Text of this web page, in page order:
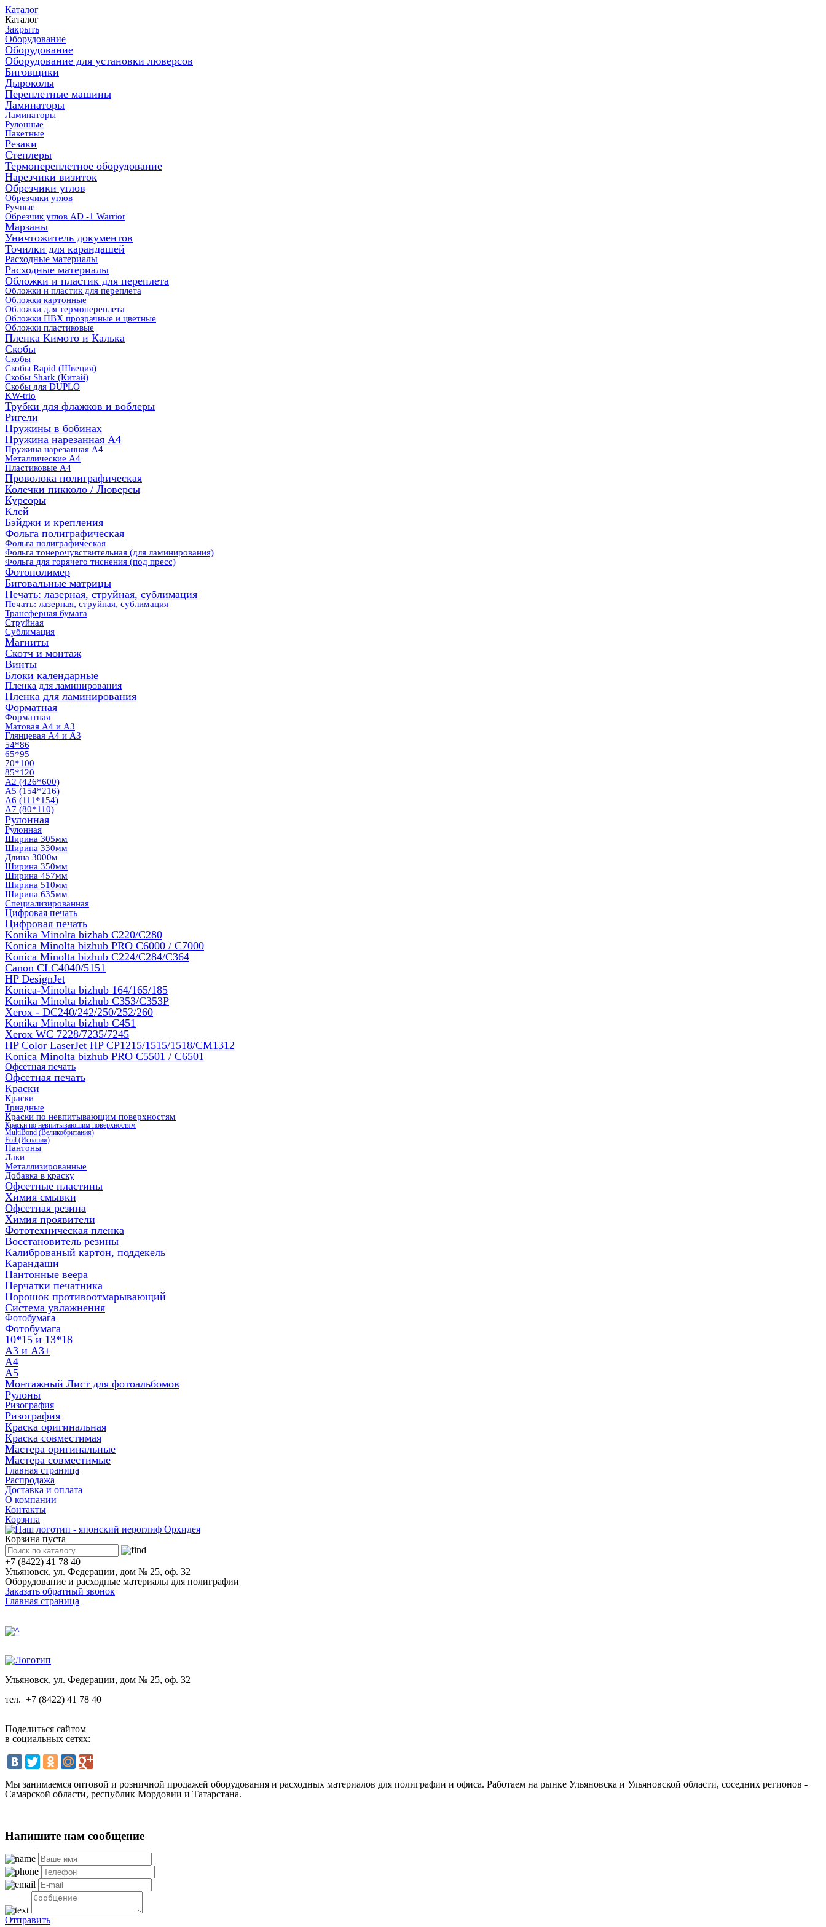
Каталог
Каталог
Закрыть
Оборудование
Оборудование
Оборудование для установки люверсов
Биговщики
Дыроколы
Переплетные машины
Ламинаторы
Ламинаторы
Рулонные
Пакетные
Резаки
Степлеры
Термопереплетное оборудование
Нарезчики визиток
Обрезчики углов
Обрезчики углов
Ручные
Обрезчик углов AD -1 Warrior
Марзаны
Уничтожитель документов
Точилки для карандашей
Расходные материалы
Расходные материалы
Обложки и пластик для переплета
Обложки и пластик для переплета
Обложки картонные
Обложки для термопереплета
Обложки ПВХ прозрачные и цветные
Обложки пластиковые
Пленка Кимото и Калька
Скобы
Скобы
Скобы Rapid (Швеция)
Скобы Shark (Китай)
Скобы для DUPLO
KW-trio
Трубки для флажков и воблеры
Ригели
Пружины в бобинах
Пружина нарезанная А4
Пружина нарезанная А4
Металлические А4
Пластиковые А4
Проволока полиграфическая
Колечки пикколо / Люверсы
Курсоры
Клей
Бэйджи и крепления
Фольга полиграфическая
Фольга полиграфическая
Фольга тонерочувствительная (для ламинирования)
Фольга для горячего тиснения (под пресс)
Фотополимер
Биговальные матрицы
Печать: лазерная, струйная, сублимация
Печать: лазерная, струйная, сублимация
Трансферная бумага
Струйная
Сублимация
Магниты
Скотч и монтаж
Винты
Блоки календарные
Пленка для ламинирования
Пленка для ламинирования
Форматная
Форматная
Матовая А4 и А3
Глянцевая А4 и А3
54*86
65*95
70*100
85*120
А2 (426*600)
А5 (154*216)
А6 (111*154)
А7 (80*110)
Рулонная
Рулонная
Ширина 305мм
Ширина 330мм
Длина 3000м
Ширина 350мм
Ширина 457мм
Ширина 510мм
Ширина 635мм
Специализированная
Цифровая печать
Цифровая печать
Konika Minolta bizhab C220/C280
Konica Minolta bizhub PRO C6000 / C7000
Konica Minolta bizhub С224/С284/С364
Canon CLC4040/5151
HP DesignJet
Konica-Minolta bizhub 164/165/185
Konika Minolta bizhub C353/C353Р
Xerox - DC240/242/250/252/260
Konika Minolta bizhub C451
Xerox WC 7228/7235/7245
HP Color LaserJet HP CP1215/1515/1518/CM1312
Konica Minolta bizhub PRO С5501 / С6501
Офсетная печать
Офсетная печать
Краски
Краски
Триадные
Краски по невпитывающим поверхностям
Краски по невпитывающим поверхностям
MultiBond (Великобритания)
Foil (Испания)
Пантоны
Лаки
Металлизированные
Добавка в краску
Офсетные пластины
Химия смывки
Офсетная резина
Химия проявители
Фототехническая пленка
Восстановитель резины
Калиброваный картон, поддекель
Карандаши
Пантонные веера
Перчатки печатника
Порошок противоотмарывающий
Система увлажнения
Фотобумага
Фотобумага
10*15 и 13*18
A3 и А3+
А4
А5
Монтажный Лист для фотоальбомов
Рулоны
Ризография
Ризография
Краска оригинальная
Краска совместимая
Мастера оригинальные
Мастера совместимые
Главная страница
Распродажа
Доставка и оплата
О компании
Контакты
Корзина
Корзина пуста
+7 (8422) 41 78 40
Ульяновск, ул. Федерации, дом № 25, оф. 32
Оборудование и расходные материалы для полиграфии
Заказать обратный звонок
Главная страница
Ульяновск, ул. Федерации, дом № 25, оф. 32
тел. +7 (8422) 41 78 40
Поделиться сайтом
в социальных сетях:
Мы занимаемся оптовой и розничной продажей оборудования и расходных материалов для полиграфии и офиса. Работаем на рынке Ульяновска и Ульяновской области, соседних регионов -
Самарской области, республик Мордовии и Татарстана.
Напишите нам сообщение
Отправить